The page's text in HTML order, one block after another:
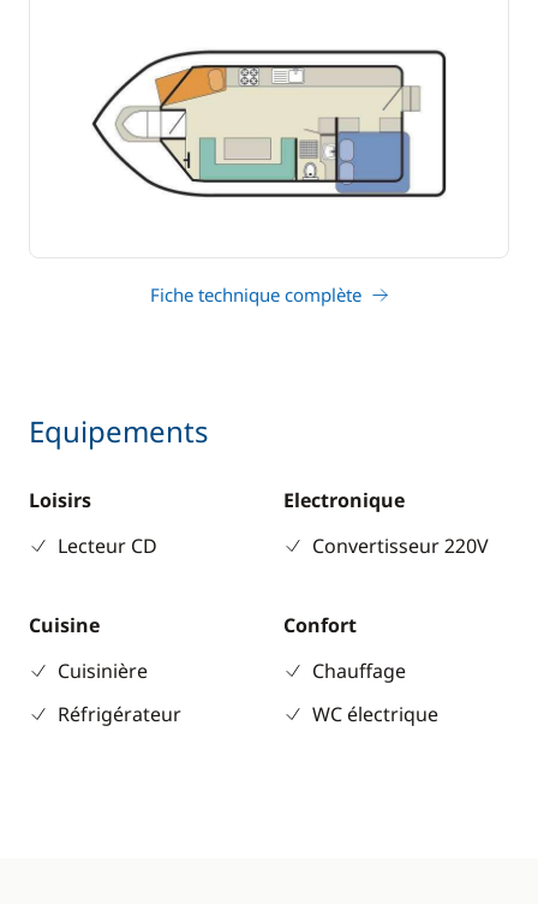
Fiche technique complète
Equipements
Loisirs
Lecteur CD
Electronique
Convertisseur 220V
Cuisine
Cuisinière
Réfrigérateur
Confort
Chauffage
WC électrique